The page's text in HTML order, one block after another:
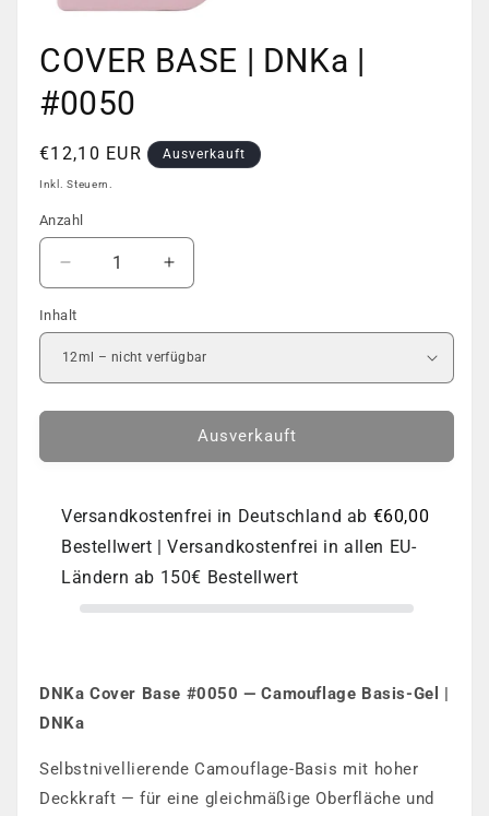
in
Modal
öffnen
COVER BASE | DNKa |
#0050
Normaler
Preis
€12,10 EUR Ausverkauft
Inkl. Steuern.
Anzahl
Anzahl
Verringere
die
Menge
für
COVER
BASE
|
Erhöhe
die
für
COVER
BASE
|
DNKa
Inhalt
Ausverkauft
Versandkostenfrei in Deutschland ab €60,00
Bestellwert | Versandkostenfrei in allen EU-
Ländern ab 150€ Bestellwert
DNKa Cover Base #0050 — Camouflage Basis-Gel |
DNKa
Selbstnivellierende Camouflage-Basis mit hoher
Deckkraft — für eine gleichmäßige Oberfläche und